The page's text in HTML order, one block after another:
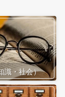
識・社会）